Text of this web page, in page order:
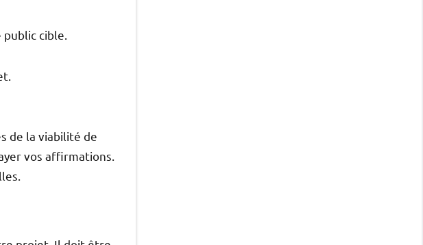
cible.
de la viabilité de
vos affirmations.